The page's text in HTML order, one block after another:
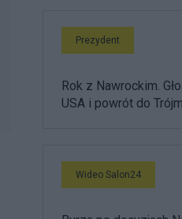
Prezydent
Rok z Nawrockim.
USA i powrót do
Wideo Salon24